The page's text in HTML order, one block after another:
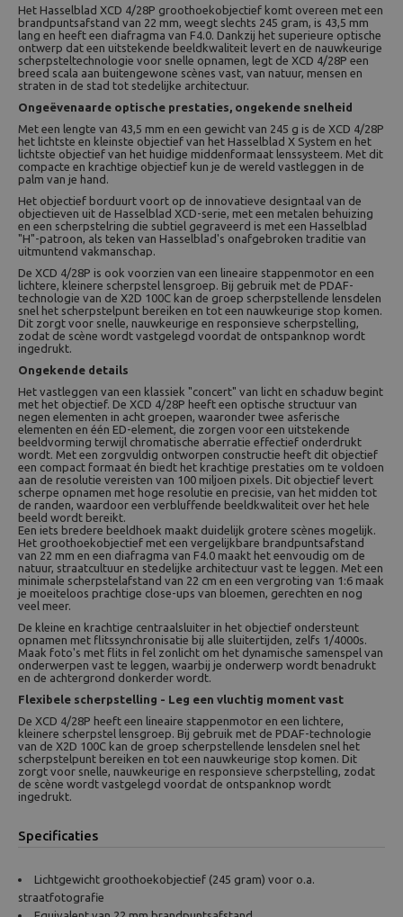
Het Hasselblad XCD 4/28P groothoekobjectief komt overeen met een
brandpuntsafstand van 22 mm, weegt slechts 245 gram, is 43,5 mm
lang en heeft een diafragma van F4.0. Dankzij het superieure optische
ontwerp dat een uitstekende beeldkwaliteit levert en de nauwkeurige
scherpsteltechnologie voor snelle opnamen, legt de XCD 4/28P een
breed scala aan buitengewone scènes vast, van natuur, mensen en
straten in de stad tot stedelijke architectuur.
Ongeëvenaarde optische prestaties, ongekende snelheid
Met een lengte van 43,5 mm en een gewicht van 245 g is de XCD 4/28P
het lichtste en kleinste objectief van het Hasselblad X System en het
lichtste objectief van het huidige middenformaat lenssysteem. Met dit
compacte en krachtige objectief kun je de wereld vastleggen in de
palm van je hand.
Het objectief borduurt voort op de innovatieve designtaal van de
objectieven uit de Hasselblad XCD-serie, met een metalen behuizing
en een scherpstelring die subtiel gegraveerd is met een Hasselblad
"H"-patroon, als teken van Hasselblad's onafgebroken traditie van
uitmuntend vakmanschap.
De XCD 4/28P is ook voorzien van een lineaire stappenmotor en een
lichtere, kleinere scherpstel lensgroep. Bij gebruik met de PDAF-
technologie van de X2D 100C kan de groep scherpstellende lensdelen
snel het scherpstelpunt bereiken en tot een nauwkeurige stop komen.
Dit zorgt voor snelle, nauwkeurige en responsieve scherpstelling,
zodat de scène wordt vastgelegd voordat de ontspanknop wordt
ingedrukt.
Ongekende details
Het vastleggen van een klassiek "concert" van licht en schaduw begint
met het objectief. De XCD 4/28P heeft een optische structuur van
negen elementen in acht groepen, waaronder twee asferische
elementen en één ED-element, die zorgen voor een uitstekende
beeldvorming terwijl chromatische aberratie effectief onderdrukt
wordt. Met een zorgvuldig ontworpen constructie heeft dit objectief
een compact formaat én biedt het krachtige prestaties om te voldoen
aan de resolutie vereisten van 100 miljoen pixels. Dit objectief levert
scherpe opnamen met hoge resolutie en precisie, van het midden tot
de randen, waardoor een verbluffende beeldkwaliteit over het hele
beeld wordt bereikt.
Een iets bredere beeldhoek maakt duidelijk grotere scènes mogelijk.
Het groothoekobjectief met een vergelijkbare brandpuntsafstand
van 22 mm en een diafragma van F4.0 maakt het eenvoudig om de
natuur, straatcultuur en stedelijke architectuur vast te leggen. Met een
minimale scherpstelafstand van 22 cm en een vergroting van 1:6 maak
je moeiteloos prachtige close-ups van bloemen, gerechten en nog
veel meer.
De kleine en krachtige centraalsluiter in het objectief ondersteunt
opnamen met flitssynchronisatie bij alle sluitertijden, zelfs 1/4000s.
Maak foto's met flits in fel zonlicht om het dynamische samenspel van
onderwerpen vast te leggen, waarbij je onderwerp wordt benadrukt
en de achtergrond donkerder wordt.
Flexibele scherpstelling - Leg een vluchtig moment vast
De XCD 4/28P heeft een lineaire stappenmotor en een lichtere,
kleinere scherpstel lensgroep. Bij gebruik met de PDAF-technologie
van de X2D 100C kan de groep scherpstellende lensdelen snel het
scherpstelpunt bereiken en tot een nauwkeurige stop komen. Dit
zorgt voor snelle, nauwkeurige en responsieve scherpstelling, zodat
de scène wordt vastgelegd voordat de ontspanknop wordt
ingedrukt.
Specificaties
Lichtgewicht groothoekobjectief (245 gram) voor o.a.
straatfotografie